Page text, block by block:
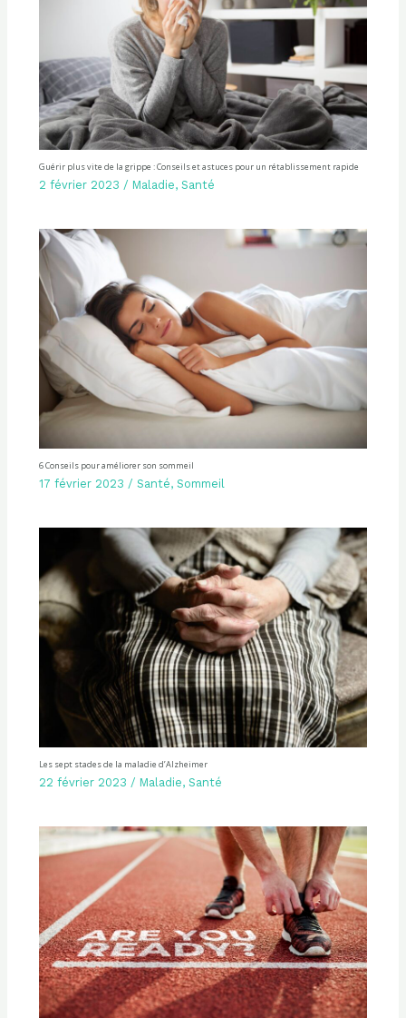
Guérir plus vite de la grippe : Conseils et astuces pour un rétablissement rapide
2 février 2023 / Maladie, Santé
6 Conseils pour améliorer son sommeil
17 février 2023 / Santé, Sommeil
Les sept stades de la maladie d’Alzheimer
22 février 2023 / Maladie, Santé